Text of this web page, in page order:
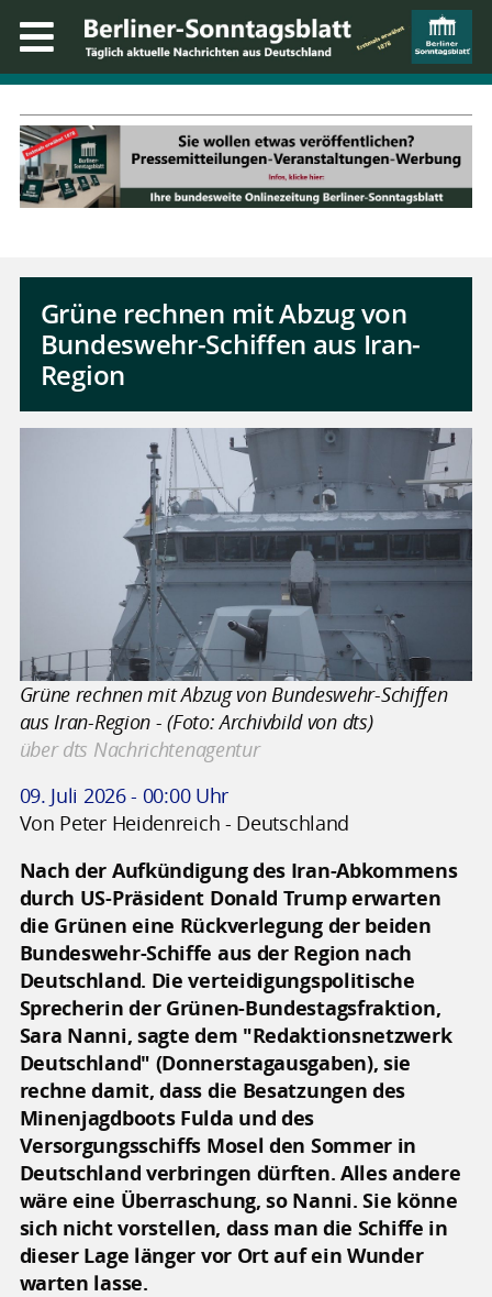
Grüne rechnen mit Abzug von
Bundeswehr-Schiffen aus Iran-
Region
Grüne rechnen mit Abzug von Bundeswehr-Schiffen
aus Iran-Region - (Foto: Archivbild von dts)
über dts Nachrichtenagentur
09. Juli 2026 - 00:00 Uhr
Von Peter Heidenreich - Deutschland
Nach der Aufkündigung des Iran-Abkommens
durch US-Präsident Donald Trump erwarten
die Grünen eine Rückverlegung der beiden
Bundeswehr-Schiffe aus der Region nach
Deutschland. Die verteidigungspolitische
Sprecherin der Grünen-Bundestagsfraktion,
Sara Nanni, sagte dem "Redaktionsnetzwerk
Deutschland" (Donnerstagausgaben), sie
rechne damit, dass die Besatzungen des
Minenjagdboots Fulda und des
Versorgungsschiffs Mosel den Sommer in
Deutschland verbringen dürften. Alles andere
wäre eine Überraschung, so Nanni. Sie könne
sich nicht vorstellen, dass man die Schiffe in
dieser Lage länger vor Ort auf ein Wunder
warten lasse.